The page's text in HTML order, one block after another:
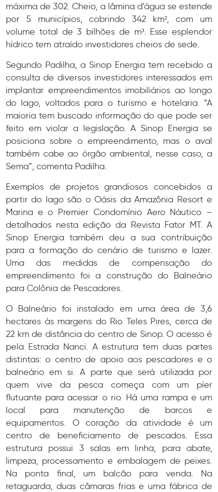
máxima de 302. Cheio, a lâmina d’água se estende
por 5 municípios, cobrindo 342 km², com um
volume total de 3 bilhões de m³. Esse esplendor
hídrico tem atraído investidores cheios de sede.
Segundo Padilha, a Sinop Energia tem recebido a
consulta de diversos investidores interessados em
implantar empreendimentos imobiliários ao longo
do lago, voltados para o turismo e hotelaria. “A
maioria tem buscado informação do que pode ser
feito em violar a legislação. A Sinop Energia se
posiciona sobre o empreendimento, mas o aval
também cabe ao órgão ambiental, nesse caso, a
Sema”, comenta Padilha.
Exemplos de projetos grandiosos concebidos a
partir do lago são o Oásis da Amazônia Resort e
Marina e o Premier Condomínio Aero Náutico –
detalhados nesta edição da Revista Fator MT. A
Sinop Energia também deu a sua contribuição
para a formação do cenário de turismo e lazer.
Uma das medidas de compensação do
empreendimento foi a construção do Balneário
para Colônia de Pescadores.
O Balneário foi instalado em uma área de 3,6
hectares às margens do Rio Teles Pires, cerca de
22 km de distância do centro de Sinop. O acesso é
pela Estrada Nanci. A estrutura tem duas partes
distintas: o centro de apoio aos pescadores e o
balneário em si. A parte que será utilizada por
quem vive da pesca começa com um píer
flutuante para acessar o rio. Há uma rampa e um
local para manutenção de barcos e
equipamentos. O coração da atividade é um
centro de beneficiamento de pescados. Essa
estrutura possui 3 salas em linha, para abate,
limpeza, processamento e embalagem de peixes.
Na ponta final, um balcão para venda. Na
retaguarda, duas câmaras frias e uma fábrica de